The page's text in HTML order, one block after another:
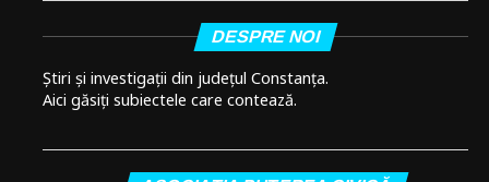
DESPRE NOI
Știri și investigații din județul Constanța.
Aici găsiți subiectele care contează.